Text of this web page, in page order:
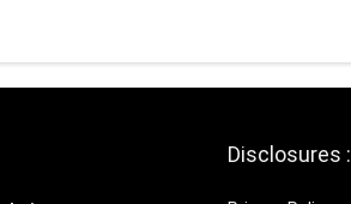
Disclosures :